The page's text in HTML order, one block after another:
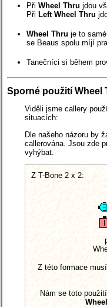
Při Wheel Thru jdou
Při Left Wheel Thru
Wheel Thru je to
se Beaus spolu míjí
Tanečníci si během
Sporné použití Wheel
Viděli jsme callery
situacích:
Dle našeho názoru by
callerována. Jsou zde
vyhýbat.
Z T-Bone 2 x 2:
Z této formace
Nám se toto